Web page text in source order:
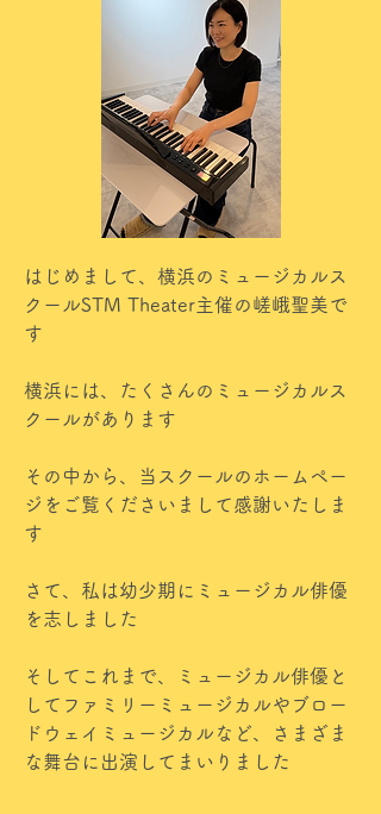
はじめまして、横浜のミュージカルス
クールSTM Theater主催の嵯峨聖美で
す
横浜には、たくさんのミュージカルス
クールがあります
その中から、当スクールのホームペー
ジをご覧くださいまして感謝いたしま
す
さて、私は幼少期にミュージカル俳優
を志しました
そしてこれまで、ミュージカル俳優と
してファミリーミュージカルやブロー
ドウェイミュージカルなど、さまざま
な舞台に出演してまいりました